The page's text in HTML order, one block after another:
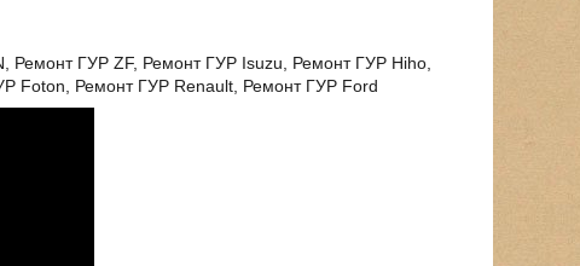
Ремонт ГУР ZF, Ремонт ГУР Isuzu, Ремонт ГУР Hiho,
Foton, Ремонт ГУР Renault, Ремонт ГУР Ford